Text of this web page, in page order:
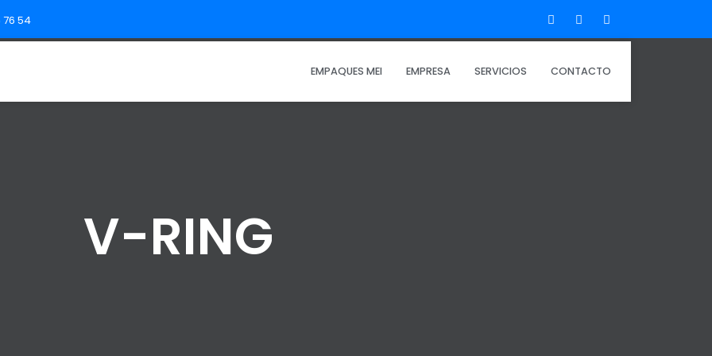
76 54
EMPAQUES MEI EMPRESA SERVICIOS CONTACTO
V-RING